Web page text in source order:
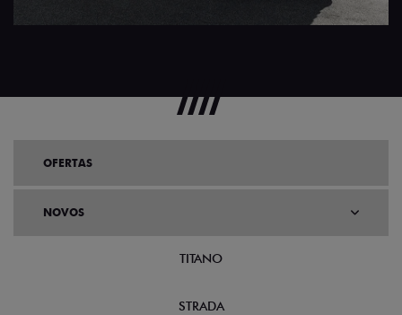
OFERTAS
NOVOS
TITANO
STRADA